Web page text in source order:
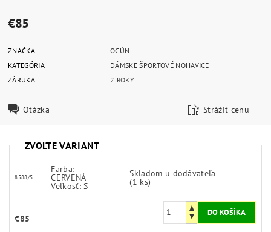
€85
ZNAČKA
OCÚN
KATEGÓRIA
DÁMSKE ŠPORTOVÉ NOHAVICE
ZÁRUKA
2 ROKY
Otázka Strážiť cenu
ZVOĽTE VARIANT
8588/S
Farba:
CERVENÁ
Veľkosť: S
Skladom u dodávateľa
(1 ks)
€85